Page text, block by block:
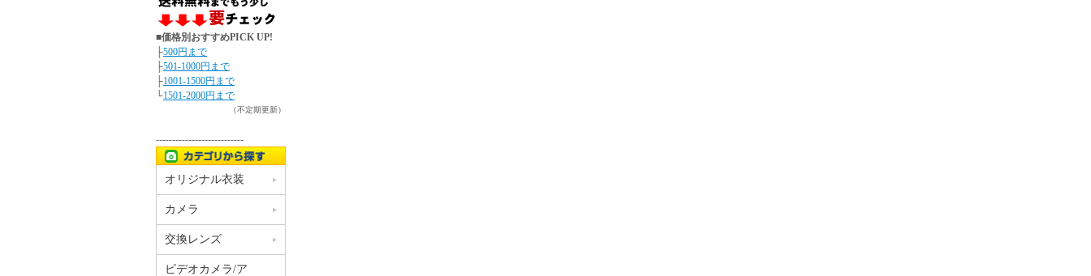
■価格別おすすめPICK UP!
├500円まで
├501-1000円まで
├1001-1500円まで
└1501-2000円まで
（不定期更新）
---------------------------
オリジナル衣装
カメラ
交換レンズ
ビデオカメラ/ア